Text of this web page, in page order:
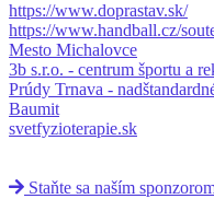
https://www.doprastav.sk/
https://www.handball.cz/
Mesto Michalovce
3b s.r.o. - centrum športu a
Prúdy Trnava -
Baumit
svetfyzioterapie.sk
Staňte sa naším